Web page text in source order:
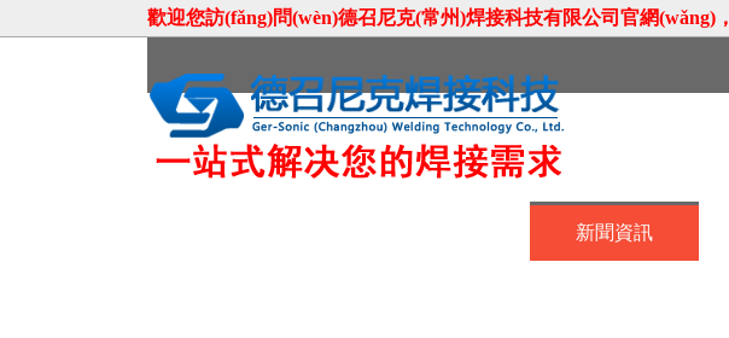
歡迎您訪(fǎng)問(wèn)德召尼克(常州)焊接科技有限公司官網(wǎng)
新聞資訊